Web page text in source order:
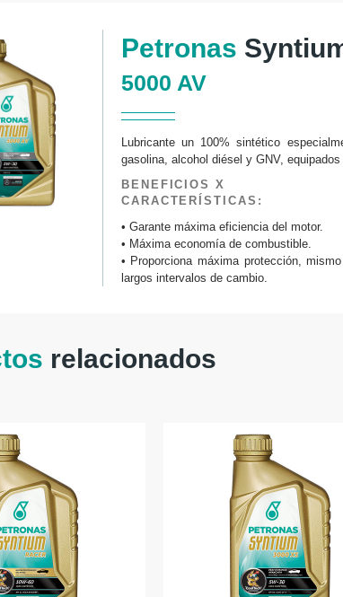
Petronas
5000 AV
Lubricante un 100% sintético
gasolina, alcohol diésel y GNV,
BENEFICIOS X
CARACTERÍSTICAS:
• Garante máxima eficiencia del motor.
• Máxima economía de combustible.
• Proporciona máxima protección,
largos intervalos de cambio.
relacionados